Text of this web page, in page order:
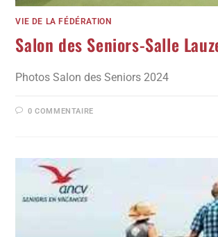
VIE DE LA FÉDÉRATION
Salon des Seniors-Salle
Photos Salon des Seniors 2024
0 COMMENTAIRE